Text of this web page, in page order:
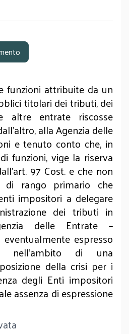
funzioni attribuite da un
titolari dei tributi, dei
altre entrate riscosse
alla Agenzia delle
e tenuto conto che, in
funzioni, vige la riserva
97 Cost. e che non
rango primario che
impositori a delegare
dei tributi in
delle Entrate –
espresso
nell’ambito di una
della crisi per i
degli Enti impositori
assenza di espressione